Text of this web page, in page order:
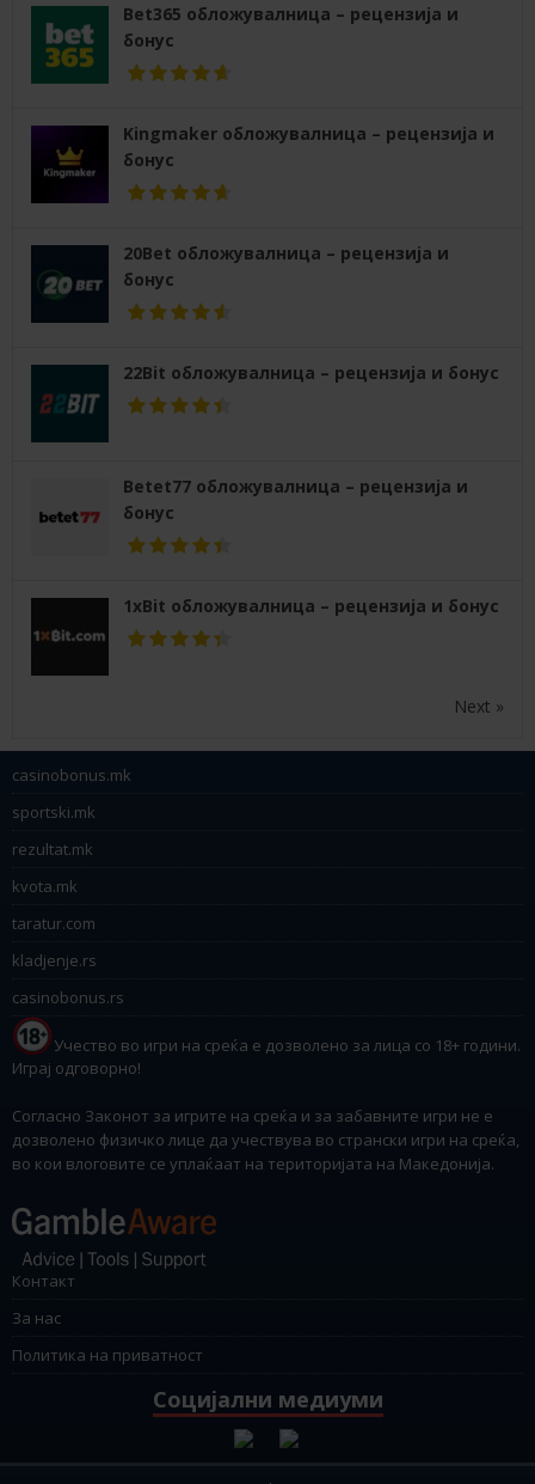
Bet365 обложувалница – рецензија и
бонус
Kingmaker обложувалница – рецензија и
бонус
20Bet обложувалница – рецензија и
бонус
22Bit обложувалница – рецензија и бонус
Betet77 обложувалница – рецензија и
бонус
1xBit обложувалница – рецензија и бонус
Next »
casinobonus.mk
sportski.mk
rezultat.mk
kvota.mk
taratur.com
kladjenje.rs
casinobonus.rs
Учество во игри на среќа е дозволено за лица со 18+ години.
Играј одговорно!
Согласно Законот за игрите на среќа и за забавните игри не е
дозволено физичко лице да учествува во странски игри на среќа,
во кои влоговите се уплаќаат на територијата на Македонија.
Контакт
За нас
Политика на приватност
Социјални медиуми